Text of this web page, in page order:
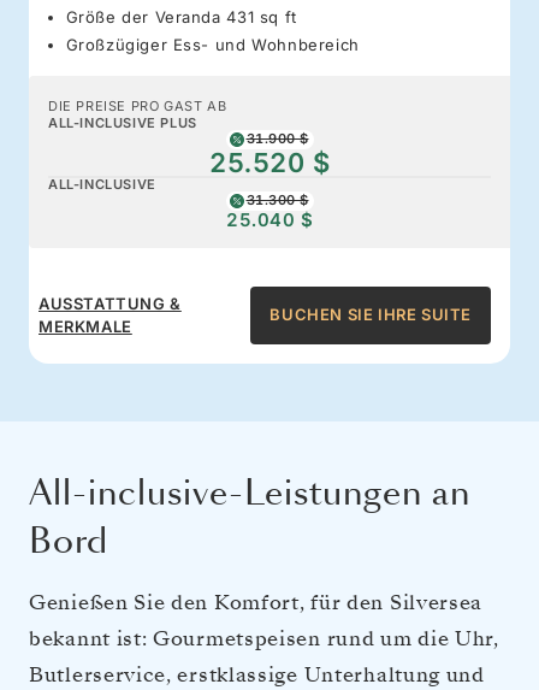
Größe der Veranda 431 sq ft
Großzügiger Ess- und Wohnbereich
DIE PREISE PRO GAST AB
ALL-INCLUSIVE PLUS
31.900 $
25.520 $
ALL-INCLUSIVE
31.300 $
25.040 $
AUSSTATTUNG &
MERKMALE
BUCHEN SIE IHRE SUITE
All-inclusive-Leistungen an
Bord
Genießen Sie den Komfort, für den Silversea
bekannt ist: Gourmetspeisen rund um die Uhr,
Butlerservice, erstklassige Unterhaltung und